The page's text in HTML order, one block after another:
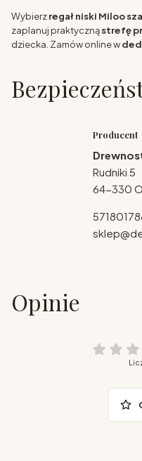
Wybierzregał niski Miloo
zaplanuj praktycznąstrefę
dziecka. Zamów online w
Producent
Rudniki 5
64-330
Opinie